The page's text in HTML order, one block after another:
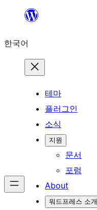
츠
한국어
테마
플러그인
소식
지원
문서
포럼
About
워드프레스 소개